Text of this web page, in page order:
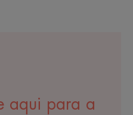
aqui para a